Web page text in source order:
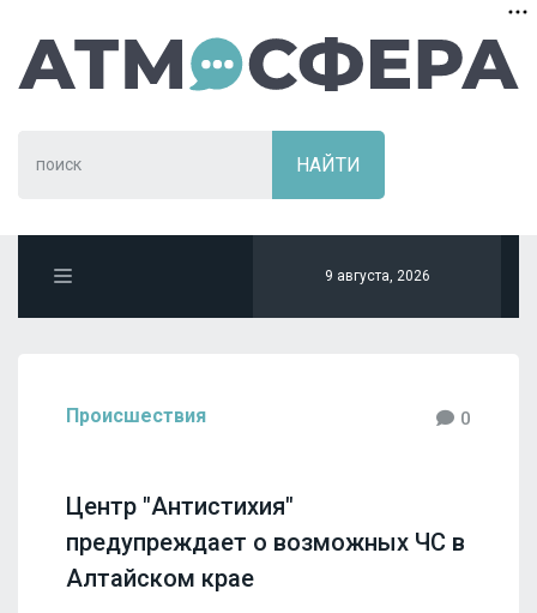
9 августа, 2026
Происшествия 0
Центр "Антистихия"
предупреждает о возможных ЧС в
Алтайском крае